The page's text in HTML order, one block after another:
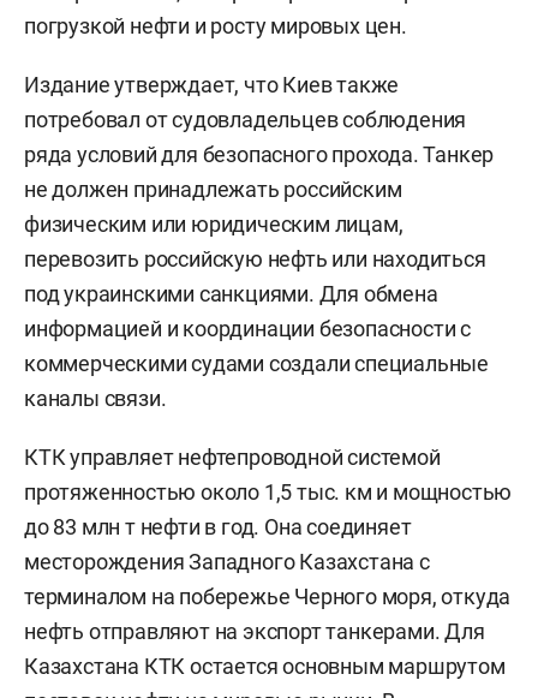
погрузкой нефти и росту мировых цен.
Издание утверждает, что Киев также
потребовал от судовладельцев соблюдения
ряда условий для безопасного прохода. Танкер
не должен принадлежать российским
физическим или юридическим лицам,
перевозить российскую нефть или находиться
под украинскими санкциями. Для обмена
информацией и координации безопасности с
коммерческими судами создали специальные
каналы связи.
КТК управляет нефтепроводной системой
протяженностью около 1,5 тыс. км и мощностью
до 83 млн т нефти в год. Она соединяет
месторождения Западного Казахстана с
терминалом на побережье Черного моря, откуда
нефть отправляют на экспорт танкерами. Для
Казахстана КТК остается основным маршрутом